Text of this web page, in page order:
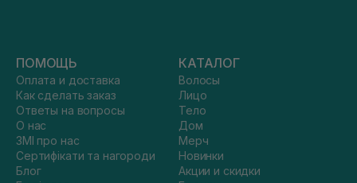
ПОМОЩЬ
Оплата и доставка
Как сделать заказ
Ответы на вопросы
О нас
ЗМІ про нас
Сертифікати та нагороди
Блог
КАТАЛОГ
Волосы
Лицо
Тело
Дом
Мерч
Новинки
Акции и скидки